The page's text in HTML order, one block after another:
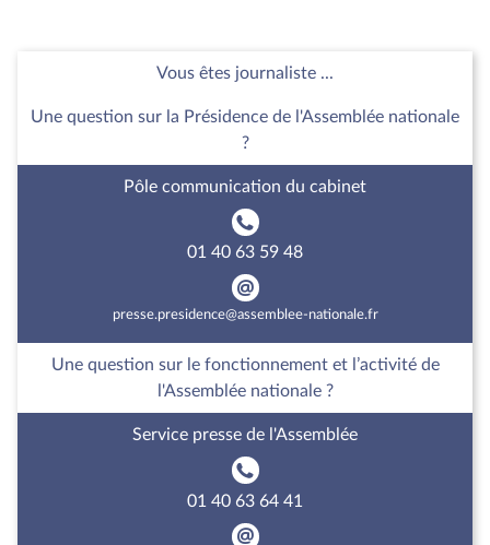
Vous êtes journaliste ...
Une question sur la Présidence de l'Assemblée nationale
?
Pôle communication du cabinet
01 40 63 59 48
presse.presidence@assemblee-nationale.fr
Une question sur le fonctionnement et l’activité de
l'Assemblée nationale ?
Service presse de l'Assemblée
01 40 63 64 41